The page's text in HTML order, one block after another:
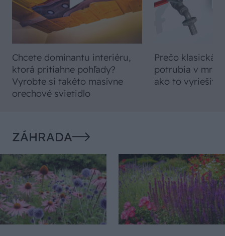
Chcete dominantu interiéru,
ktorá pritiahne pohľady?
Vyrobte si takéto masívne
orechové svietidlo
Prečo klasická
potrubia v
ako to vyriešiť
ZÁHRADA